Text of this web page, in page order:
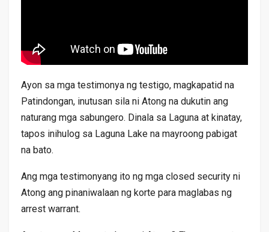
Ayon sa mga testimonya ng testigo, magkapatid na
Patindongan, inutusan sila ni Atong na dukutin ang
naturang mga sabungero. Dinala sa Laguna at kinatay,
tapos inihulog sa Laguna Lake na mayroong pabigat
na bato.
Ang mga testimonyang ito ng mga closed security ni
Atong ang pinaniwalaan ng korte para maglabas ng
arrest warrant.